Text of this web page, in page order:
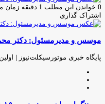
0 خواندن این مطلب 1 دقیقه زمان میبرد
اشتراک گذاری
فیس
توئیتر
لینکدین
واتس
تلگرام
اشتراک
از
ایمیل
چاپ
موسس و مدیرمسئول: دکتر
پایگاه خبری موتورسیکلت‌نیوز |